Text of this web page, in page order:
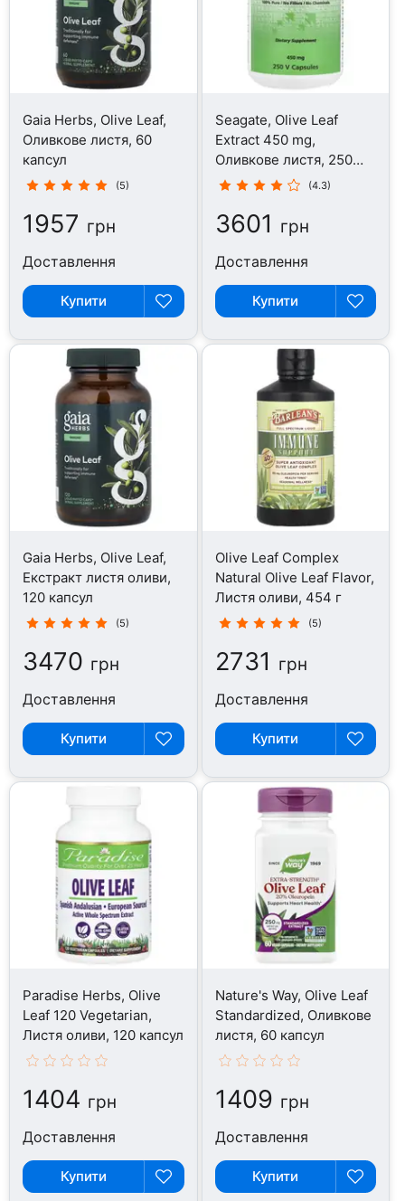
Gaia Herbs, Olive Leaf,
Оливкове листя, 60
капсул
(5)
1957 грн
Доставлення
Купити
Seagate, Olive Leaf
Extract 450 mg,
Оливкове листя, 250
капсул
(4.3)
3601 грн
Доставлення
Купити
Gaia Herbs, Olive Leaf,
Екстракт листя оливи,
120 капсул
(5)
3470 грн
Доставлення
Купити
Olive Leaf Complex
Natural Olive Leaf Flavor,
Листя оливи, 454 г
(5)
2731 грн
Доставлення
Купити
Paradise Herbs, Olive
Leaf 120 Vegetarian,
Листя оливи, 120 капсул
1404 грн
Доставлення
Купити
Nature's Way, Olive Leaf
Standardized, Оливкове
листя, 60 капсул
1409 грн
Доставлення
Купити